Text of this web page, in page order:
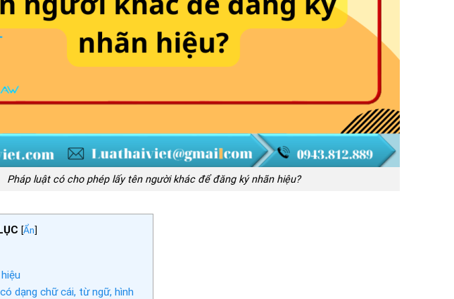
Pháp luật có cho phép lấy tên người khác để đăng ký nhãn hiệu?
[Ẩn]
dạng chữ cái, từ ngữ, hình